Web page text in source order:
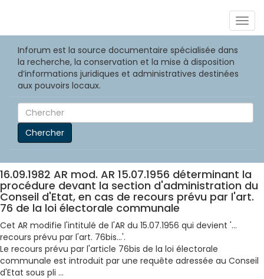
Inforum est la source documentaire spécialisée dans
la recherche, la conservation et la mise à disposition
d’informations juridiques et administratives destinées
aux pouvoirs locaux.
Chercher
16.09.1982 AR mod. AR 15.07.1956 déterminant la
procédure devant la section d'administration du
Conseil d'Etat, en cas de recours prévu par l'art.
76 de la loi électorale communale
Cet AR modifie l'intitulé de l'AR du 15.07.1956 qui devient '...
recours prévu par l'art. 76bis...'.
Le recours prévu par l'article 76bis de la loi électorale
communale est introduit par une requête adressée au Conseil
d'Etat sous pli ...